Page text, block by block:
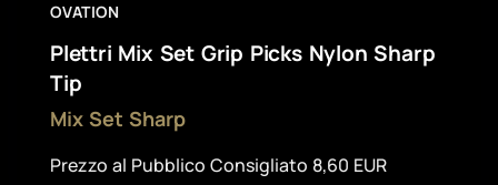
OVATION
Plettri Mix Set Grip Picks Nylon Sharp
Tip
Mix Set Sharp
Prezzo al Pubblico Consigliato 8,60 EUR